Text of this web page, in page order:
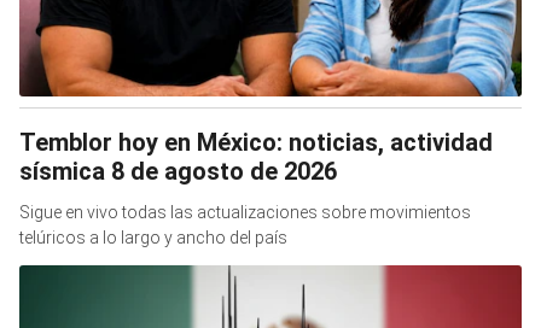
Temblor hoy en México: noticias, actividad
sísmica 8 de agosto de 2026
Sigue en vivo todas las actualizaciones sobre movimientos
telúricos a lo largo y ancho del país